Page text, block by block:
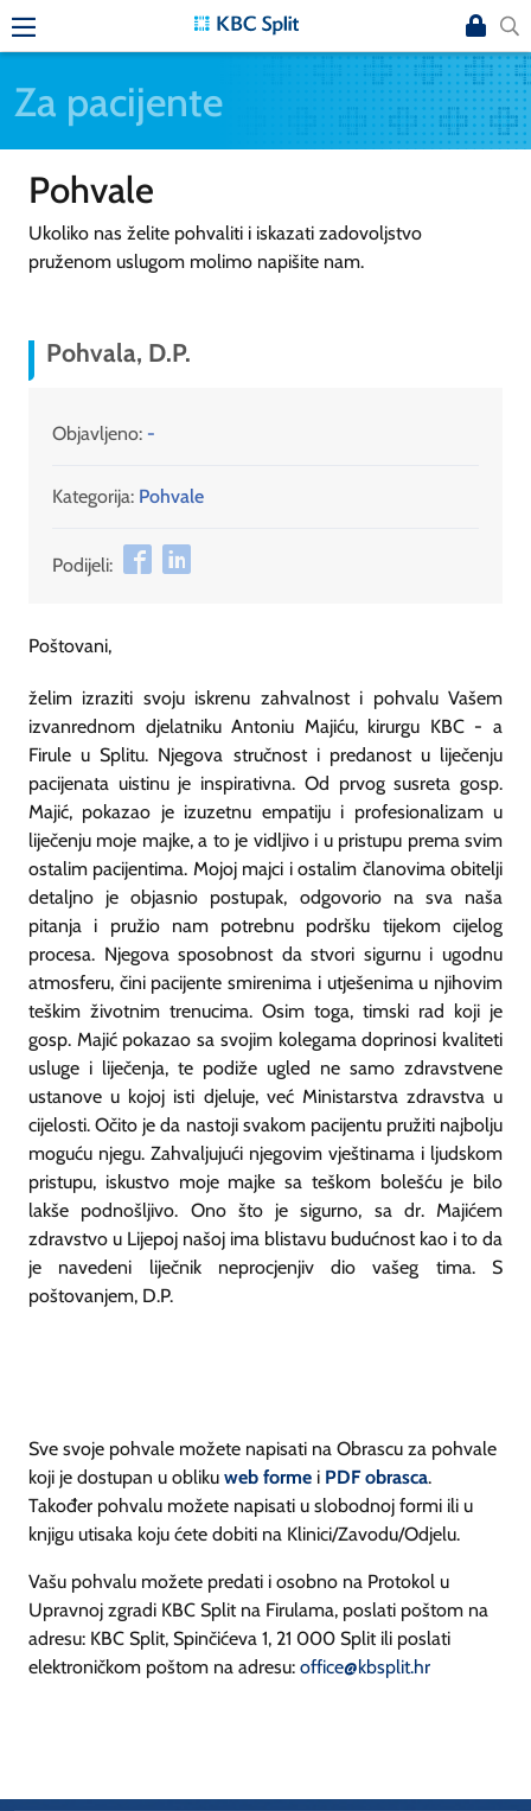
Za pacijente
Pohvale
Ukoliko nas želite pohvaliti i iskazati zadovoljstvo
pruženom uslugom molimo napišite nam.
Pohvala, D.P.
Objavljeno: -
Kategorija: Pohvale
Podijeli:
Poštovani,
želim izraziti svoju iskrenu zahvalnost i pohvalu Vašem
izvanrednom djelatniku Antoniu Majiću, kirurgu KBC - a
Firule u Splitu. Njegova stručnost i predanost u liječenju
pacijenata uistinu je inspirativna. Od prvog susreta gosp.
Majić, pokazao je izuzetnu empatiju i profesionalizam u
liječenju moje majke, a to je vidljivo i u pristupu prema svim
ostalim pacijentima. Mojoj majci i ostalim članovima obitelji
detaljno je objasnio postupak, odgovorio na sva naša
pitanja i pružio nam potrebnu podršku tijekom cijelog
procesa. Njegova sposobnost da stvori sigurnu i ugodnu
atmosferu, čini pacijente smirenima i utješenima u njihovim
teškim životnim trenucima. Osim toga, timski rad koji je
gosp. Majić pokazao sa svojim kolegama doprinosi kvaliteti
usluge i liječenja, te podiže ugled ne samo zdravstvene
ustanove u kojoj isti djeluje, već Ministarstva zdravstva u
cijelosti. Očito je da nastoji svakom pacijentu pružiti najbolju
moguću njegu. Zahvaljujući njegovim vještinama i ljudskom
pristupu, iskustvo moje majke sa teškom bolešću je bilo
lakše podnošljivo. Ono što je sigurno, sa dr. Majićem
zdravstvo u Lijepoj našoj ima blistavu budućnost kao i to da
je navedeni liječnik neprocjenjiv dio vašeg tima. S
poštovanjem, D.P.
Sve svoje pohvale možete napisati na Obrascu za pohvale
koji je dostupan u obliku web forme i PDF obrasca.
Također pohvalu možete napisati u slobodnoj formi ili u
knjigu utisaka koju ćete dobiti na Klinici/Zavodu/Odjelu.
Vašu pohvalu možete predati i osobno na Protokol u
Upravnoj zgradi KBC Split na Firulama, poslati poštom na
adresu: KBC Split, Spinčićeva 1, 21 000 Split ili poslati
elektroničkom poštom na adresu: office@kbsplit.hr